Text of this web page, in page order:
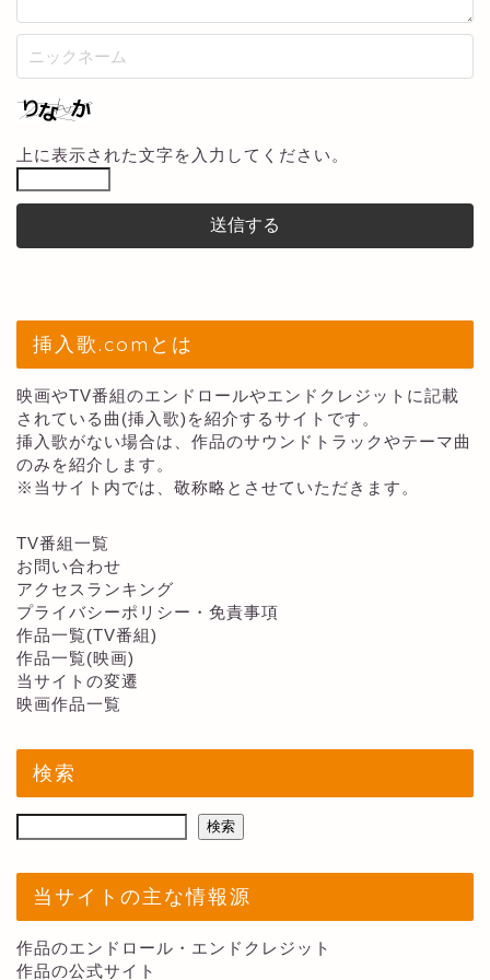
上に表示された文字を入力してください。
挿入歌.comとは
映画やTV番組のエンドロールやエンドクレジットに記載
されている曲(挿入歌)を紹介するサイトです。
挿入歌がない場合は、作品のサウンドトラックやテーマ曲
のみを紹介します。
※当サイト内では、敬称略とさせていただきます。
TV番組一覧
お問い合わせ
アクセスランキング
プライバシーポリシー・免責事項
作品一覧(TV番組)
作品一覧(映画)
当サイトの変遷
映画作品一覧
検索
検索
当サイトの主な情報源
作品のエンドロール・エンドクレジット
作品の公式サイト